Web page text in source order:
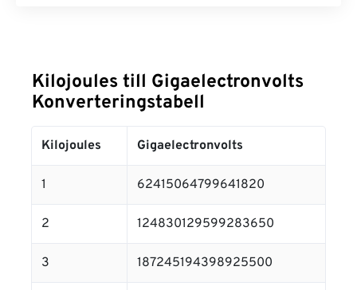
Kilojoules till Gigaelectronvolts
Konverteringstabell
Kilojoules Gigaelectronvolts
1 62415064799641820
2 124830129599283650
3 187245194398925500